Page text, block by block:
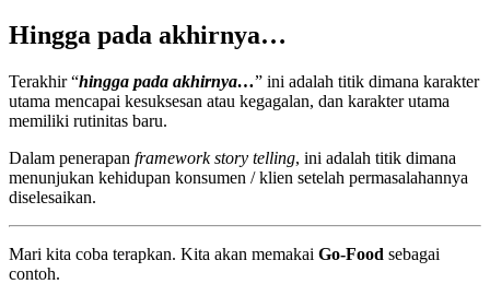
Hingga pada akhirnya…
Terakhir “hingga pada akhirnya…” ini adalah titik dimana karakter
utama mencapai kesuksesan atau kegagalan, dan karakter utama
memiliki rutinitas baru.
Dalam penerapan framework story telling, ini adalah titik dimana
menunjukan kehidupan konsumen / klien setelah permasalahannya
diselesaikan.
Mari kita coba terapkan. Kita akan memakai Go-Food sebagai
contoh.